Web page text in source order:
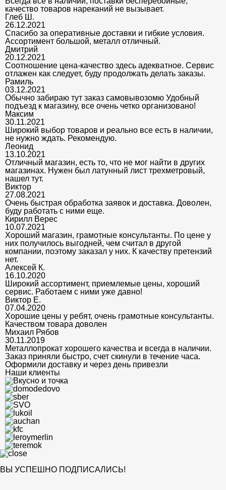
качество товаров нареканий не вызывает.
Глеб Ш.
26.12.2021
Спасибо за оперативные доставки и гибкие условия.
Ассортимент большой, металл отличный.
Дмитрий
20.12.2021
Соотношение цена-качество здесь адекватное. Сервис
отлажен как следует, буду продолжать делать заказы.
Рамиль
03.12.2021
Обычно забираю тут заказ самовывозомю Удобный
подъезд к магазину, все очень четко организовано!
Максим
30.11.2021
Широкий выбор товаров и реально все есть в наличии,
не нужно ждать. Рекомендую.
Леонид
13.10.2021
Отличный магазин, есть то, что не мог найти в других
магазинах. Нужен был латунный лист трехметровый,
нашел тут.
Виктор
27.08.2021
Очень быстрая обработка заявок и доставка. Доволен,
буду работать с ними еще.
Кирилл Верес
10.07.2021
Хороший магазин, грамотные консультанты. По цене у
них получилось выгодней, чем считал в другой
компании, поэтому заказал у них. К качеству претензий
нет.
Алексей К.
16.10.2020
Широкий ассортимент, приемлемые цены, хороший
сервис. Работаем с ними уже давно!
Виктор Е.
07.04.2020
Хорошие цены у ребят, очень грамотные консультанты.
Качеством товара доволен
Михаил Рябов
30.11.2019
Металлопрокат хорошего качества и всегда в наличии.
Заказ приняли быстро, счет скинули в течение часа.
Оформили доставку и через день привезли
Наши клиенты
ВЫ УСПЕШНО ПОДПИСАЛИСЬ!